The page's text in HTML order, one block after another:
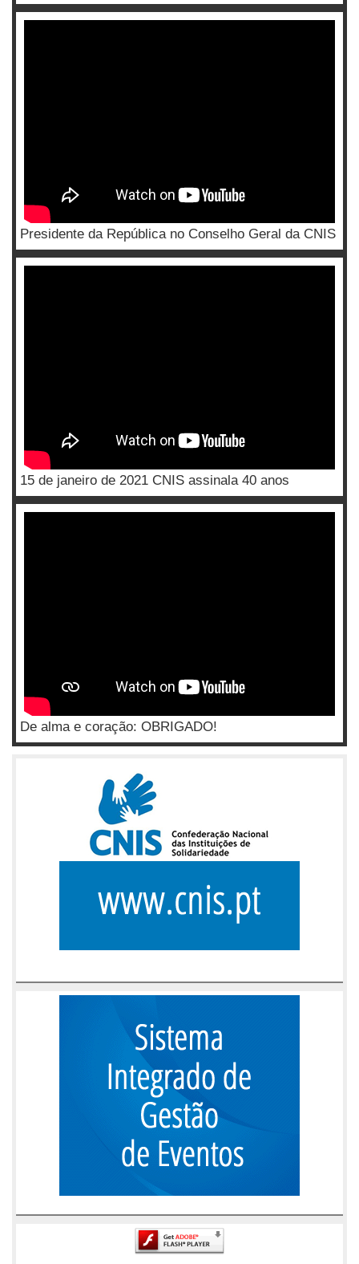
Presidente da República no Conselho Geral da CNIS
15 de janeiro de 2021 CNIS assinala 40 anos
De alma e coração: OBRIGADO!